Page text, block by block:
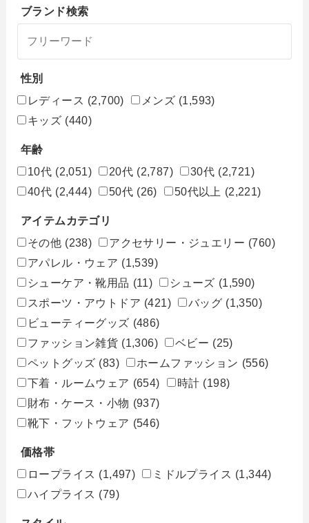
ブランド検索
性別
レディース (2,700) メンズ (1,593)
キッズ (440)
年齢
10代 (2,051) 20代 (2,787) 30代 (2,721)
40代 (2,444) 50代 (26) 50代以上 (2,221)
アイテムカテゴリ
その他 (238) アクセサリー・ジュエリー (760)
アパレル・ウェア (1,539)
シューケア・靴用品 (11) シューズ (1,590)
スポーツ・アウトドア (421) バッグ (1,350)
ビューティーグッズ (486)
ファッション雑貨 (1,306) ベビー (25)
ペットグッズ (83) ホームファッション (556)
下着・ルームウェア (654) 時計 (198)
財布・ケース・小物 (937)
靴下・フットウェア (546)
価格帯
ロープライス (1,497) ミドルプライス (1,344)
ハイプライス (79)